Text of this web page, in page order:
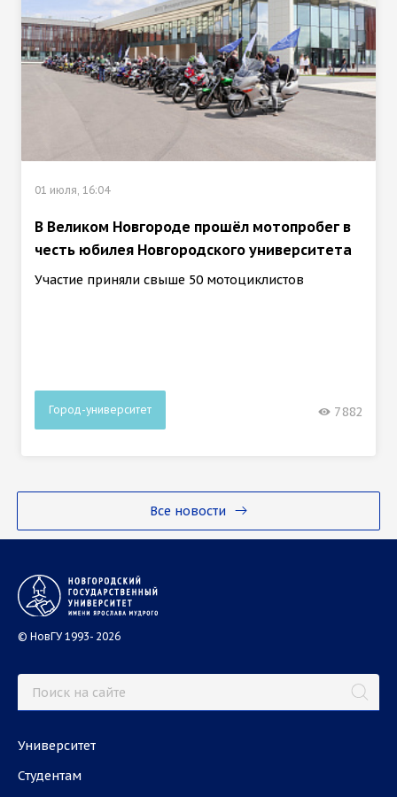
Все новости
01 июля, 16:04
В Великом Новгороде прошёл мотопробег в
честь юбилея Новгородского университета
Участие приняли свыше 50 мотоциклистов
Город-университет 7882
© НовГУ 1993- 2026
Университет
Студентам